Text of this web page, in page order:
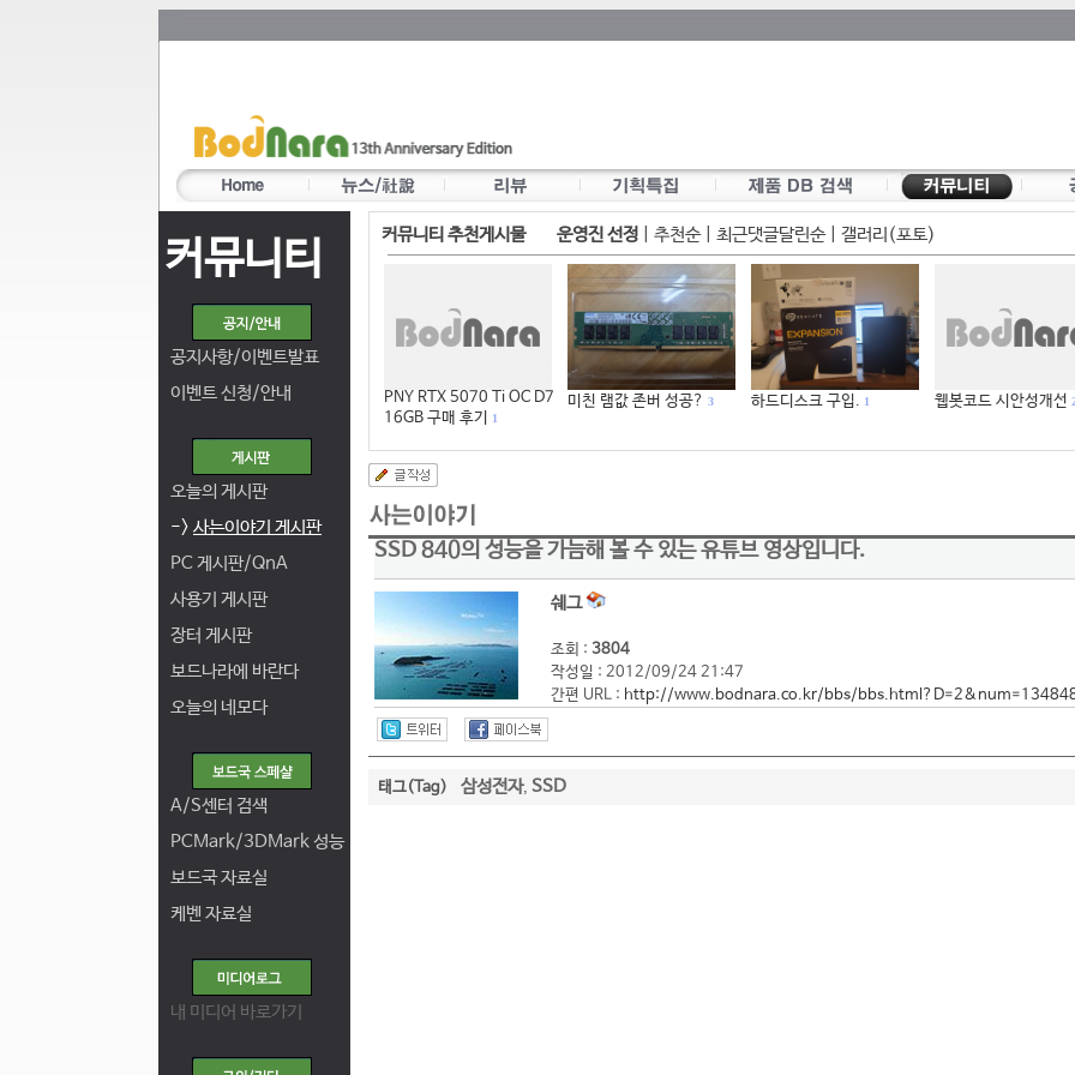
커뮤니티
공지사항/이벤트발표
이벤트 신청/안내
오늘의 게시판
-> 사는이야기 게시판
PC 게시판/QnA
사용기 게시판
장터 게시판
보드나라에 바란다
오늘의 네모다
A/S센터 검색
PCMark/3DMark 성능
보드국 자료실
케벤 자료실
내 미디어 바로가기
커뮤니티 추천게시물 운영진 선정 추천순| 최근댓글달린순| 갤러리(포토)
PNY RTX 5070 Ti OC D7
16GB 구매 후기
1
미친 램값 존버 성공? 3 하드디스크 구입. 1 웹봇코드 시안성개선 2
SSD 840의 성능을 가늠해 볼 수 있는 유튜브 영상입니다.
쉐그
조회 : 3804
작성일 : 2012/09/24 21:47
간편 URL : http://www.bodnara.co.kr/bbs/
태그(Tag) 삼성전자, SSD